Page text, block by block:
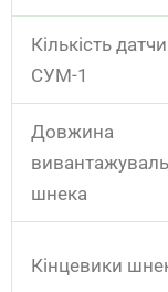
Кількість
СУМ-1
Довжина
шнека
Кінцевики